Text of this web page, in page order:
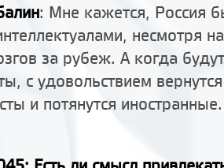
: Мне кажется, Россия
несмотря
за рубеж. А когда
с удовольствием
и потянутся иностранные.